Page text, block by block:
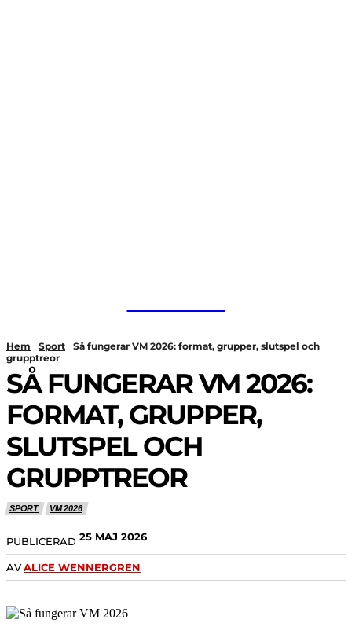
Hem Sport
Så fungerar VM 2026: format, grupper, slutspel och
grupptreor
SÅ FUNGERAR VM 2026:
FORMAT, GRUPPER,
SLUTSPEL OCH
GRUPPTREOR
SPORT VM 2026
PUBLICERAD 25 MAJ 2026
AVALICE WENNERGREN